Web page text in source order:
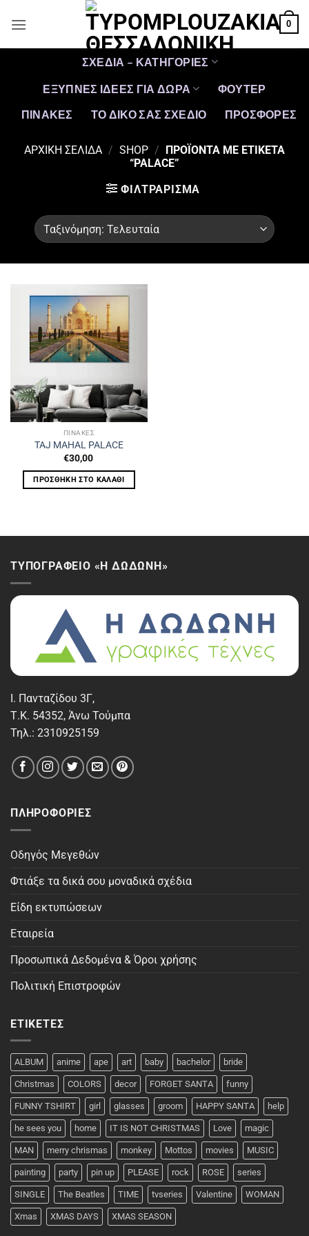
στο
0
ΣΧΕΔΙΑ – ΚΑΤΗΓΟΡΙΕΣ
ΕΞΥΠΝΕΣ ΙΔΕΕΣ ΓΙΑ ΔΩΡΑ
ΦΟΥΤΕΡ
ΠΙΝΑΚΕΣ
ΤΟ ΔΙΚΟ ΣΑΣ ΣΧΕΔΙΟ ΠΡΟΣΦΟΡΈΣ
ΑΡΧΙΚΉ ΣΕΛΊΔΑ / SHOP / ΠΡΟΪΌΝΤΑ ΜΕ ΕΤΙΚΈΤΑ
“PALACE”
ΦΙΛΤΡΆΡΙΣΜΑ
ΠΙΝΑΚΕΣ
TAJ MAHAL PALACE
€30,00
ΠΡΟΣΘΉΚΗ ΣΤΟ ΚΑΛΆΘΙ
ΤΥΠΟΓΡΑΦΕΙΟ «Η ΔΩΔΩΝΗ»
Ι. Πανταζίδου 3Γ,
Τ.Κ. 54352, Άνω Τούμπα
Τηλ.: 2310925159
ΠΛΗΡΟΦΟΡΊΕΣ
Οδηγός Μεγεθών
Φτιάξε τα δικά σου μοναδικά σχέδια
Είδη εκτυπώσεων
Εταιρεία
Προσωπικά Δεδομένα & Όροι χρήσης
Πολιτική Επιστροφών
ΕΤΙΚΈΤΕΣ
ALBUM anime ape art baby bachelor bride
Christmas COLORS decor FORGET SANTA funny
FUNNY TSHIRT girl glasses groom HAPPY SANTA help
he sees you home IT IS NOT CHRISTMAS Love magic
MAN merry chrismas monkey Mottos movies MUSIC
painting party pin up PLEASE rock ROSE series
SINGLE The Beatles TIME tvseries Valentine WOMAN
Xmas XMAS DAYS XMAS SEASON